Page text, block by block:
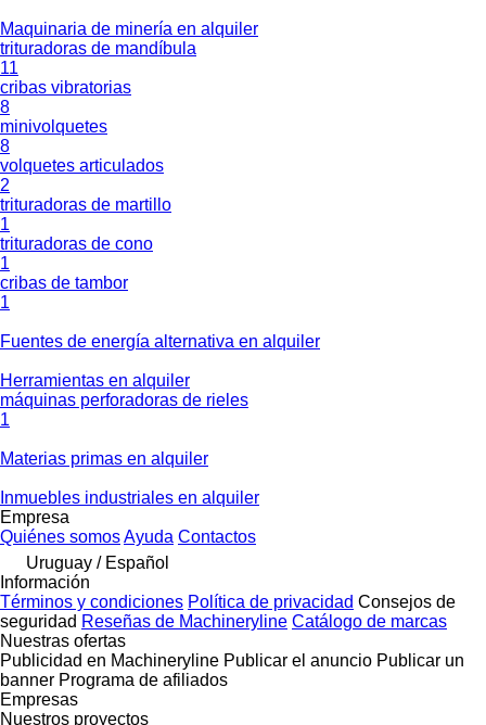
Maquinaria de minería en alquiler
trituradoras de mandíbula
11
cribas vibratorias
8
minivolquetes
8
volquetes articulados
2
trituradoras de martillo
1
trituradoras de cono
1
cribas de tambor
1
Fuentes de energía alternativa en alquiler
Herramientas en alquiler
máquinas perforadoras de rieles
1
Materias primas en alquiler
Inmuebles industriales en alquiler
Empresa
Quiénes somosAyuda Contactos
Uruguay / Español
Información
Términos y condiciones Política de privacidad Consejos de
seguridad Reseñas de Machineryline Catálogo de marcas
Nuestras ofertas
Publicidad en Machineryline Publicar el anuncio Publicar un
banner Programa de afiliados
Empresas
Nuestros proyectos